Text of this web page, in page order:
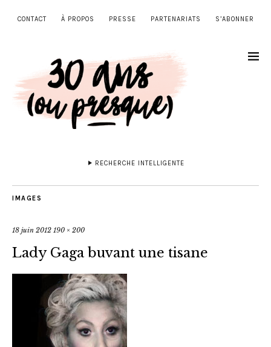
CONTACT À PROPOS PRESSE PARTENARIATS S’ABONNER
RECHERCHE INTELLIGENTE
IMAGES
18 juin 2012 190 × 200
Lady Gaga buvant une tisane